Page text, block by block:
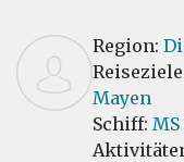
Region:
Mayen
Schiff: